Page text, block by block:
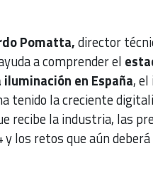
Pomatta,director
a comprender el
en España,
tenido la creciente
recibe la industria, las
y los retos que aún deberá